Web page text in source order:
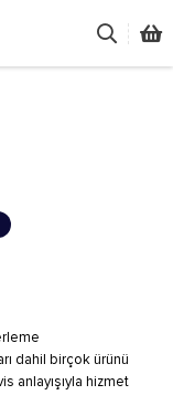
dahil birçok ürünü
anlayışıyla hizmet